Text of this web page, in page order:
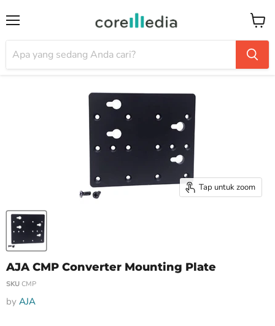
Tap untuk zoom
AJA CMP Converter Mounting Plate
SKU CMP
by AJA